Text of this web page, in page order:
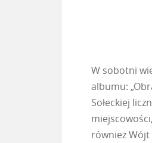
W sobotni
albumu:
Sołeckiej
również